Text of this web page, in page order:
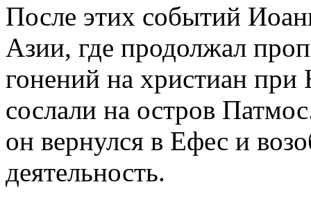
После этих событий
Азии, где продолжал
гонений на христиан при
сослали на остров
он вернулся в Ефес и
деятельность.